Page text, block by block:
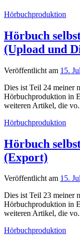
Hörbuchproduktion
Hörbuch
(Upload und
Veröffentlicht am 15.
Dies ist Teil 24 meiner
Hörbuchproduktion in
weiteren Artikel, die
Hörbuchproduktion
Hörbuch
(Export)
Veröffentlichtam 15.
Dies ist Teil 23 meiner
Hörbuchproduktion in
weiteren Artikel, die
Hörbuchproduktion